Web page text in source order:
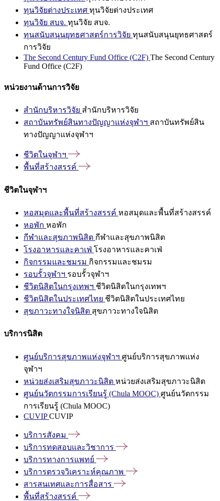
ทุนวิจัยต่างประเทศ ทุนวิจัยต่างประเทศ
ทุนวิจัย สบจ. ทุนวิจัย สบจ.
ทุนสนับสนุนยุทธศาสตร์การวิจัย ทุนสนับสนุนยุทธศาสตร์
การวิจัย
The Second Century Fund Office (C2F) The Second Century
Fund Office (C2F)
หน่วยงานด้านการวิจัย
สำนักบริหารวิจัย สำนักบริหารวิจัย
สถาบันทรัพย์สินทางปัญญาแห่งจุฬาฯ สถาบันทรัพย์สิน
ทางปัญญาแห่งจุฬาฯ
ชีวิตในจุฬาฯ
พื้นที่สร้างสรรค์
ชีวิตในจุฬาฯ
หอสมุดและพื้นที่สร้างสรรค์ หอสมุดและพื้นที่สร้างสรรค์
หอพัก หอพัก
กีฬาและสุขภาพนิสิต กีฬาและสุขภาพนิสิต
โรงอาหารและคาเฟ่ โรงอาหารและคาเฟ่
กิจกรรมและชมรม กิจกรรมและชมรม
รอบรั้วจุฬาฯ รอบรั้วจุฬาฯ
ชีวิตนิสิตในกรุงเทพฯ ชีวิตนิสิตในกรุงเทพฯ
ชีวิตนิสิตในประเทศไทย ชีวิตนิสิตในประเทศไทย
สุขภาวะทางใจนิสิต สุขภาวะทางใจนิสิต
บริการนิสิต
ศูนย์บริการสุขภาพแห่งจุฬาฯ ศูนย์บริการสุขภาพแห่ง
จุฬาฯ
หน่วยส่งเสริมสุขภาวะนิสิต หน่วยส่งเสริมสุขภาวะนิสิต
ศูนย์นวัตกรรมการเรียนรู้ (Chula MOOC) ศูนย์นวัตกรรม
การเรียนรู้ (Chula MOOC)
CUVIPCUVIP
บริการสังคม
บริการทดสอบและวิชาการ
บริการทางการแพทย์
บริการตรวจวิเคราะห์คุณภาพ
สารสนเทศและการสื่อสาร
พื้นที่สร้างสรรค์